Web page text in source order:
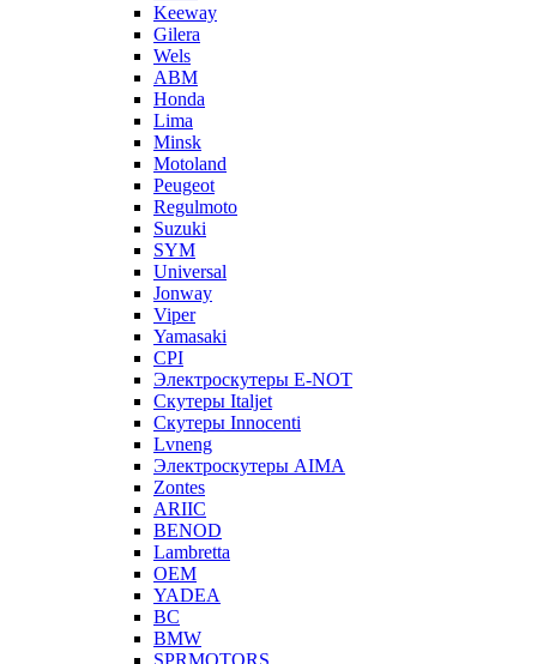
Keeway
Gilera
Wels
ABM
Honda
Lima
Minsk
Motoland
Peugeot
Regulmoto
Suzuki
SYM
Universal
Jonway
Viper
Yamasaki
CPI
Электроскутеры E-NOT
Скутеры Italjet
Скутеры Innocenti
Lvneng
Электроскутеры AIMA
Zontes
ARIIC
BENOD
Lambretta
OEM
YADEA
BC
BMW
SPRMOTORS